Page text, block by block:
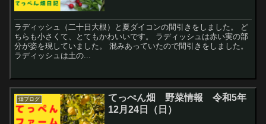
ラディッシュ（二十日大根）と夏ダイコンの間引きをしました。 ど
ちらも小さくて、とてもかわいいです。 ラディッシュは赤い実の部
分が姿を現していました。 混みあっていたので間引きをしました。
ラディッシュは土の...
畑ブログ
てっぺん畑 野菜情報 令和5年
12月24日（日）